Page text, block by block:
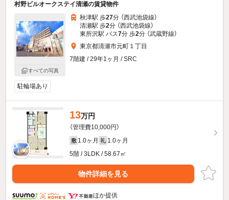
村野ビルオークステイ清瀬の賃貸物件
すべての写真
秋津駅 歩27分 （西武池袋線）
清瀬駅 歩2分 （西武池袋線）
東所沢駅 バス7分 歩2分 （武蔵野線）
東京都清瀬市元町１丁目
7階建 / 29年1ヶ月 / SRC
駐輪場あり
13万円
（管理費10,000円）
敷 1.0ヶ月 礼 1.0ヶ月
5階 / 3LDK / 58.67㎡
物件詳細を見る
ほか提供